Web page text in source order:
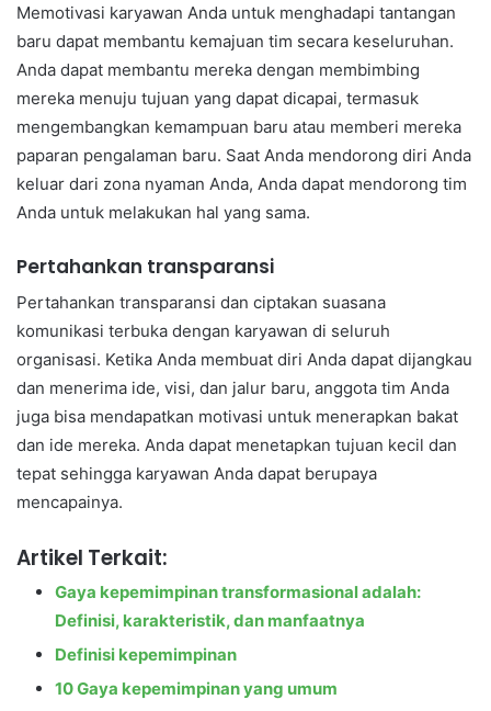
Memotivasi karyawan Anda untuk menghadapi tantangan
baru dapat membantu kemajuan tim secara keseluruhan.
Anda dapat membantu mereka dengan membimbing
mereka menuju tujuan yang dapat dicapai, termasuk
mengembangkan kemampuan baru atau memberi mereka
paparan pengalaman baru. Saat Anda mendorong diri Anda
keluar dari zona nyaman Anda, Anda dapat mendorong tim
Anda untuk melakukan hal yang sama.
Pertahankan transparansi
Pertahankan transparansi dan ciptakan suasana
komunikasi terbuka dengan karyawan di seluruh
organisasi. Ketika Anda membuat diri Anda dapat dijangkau
dan menerima ide, visi, dan jalur baru, anggota tim Anda
juga bisa mendapatkan motivasi untuk menerapkan bakat
dan ide mereka. Anda dapat menetapkan tujuan kecil dan
tepat sehingga karyawan Anda dapat berupaya
mencapainya.
Artikel Terkait:
Gaya kepemimpinan transformasional adalah:
Definisi, karakteristik, dan manfaatnya
Definisi kepemimpinan
10 Gaya kepemimpinan yang umum